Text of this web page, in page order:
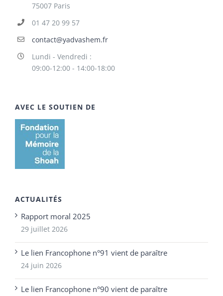
75007 Paris
01 47 20 99 57
contact@yadvashem.fr
Lundi - Vendredi :
09:00-12:00 - 14:00-18:00
AVEC LE SOUTIEN DE
ACTUALITÉS
Rapport moral 2025
29 juillet 2026
Le lien Francophone n°91 vient de paraître
24 juin 2026
Le lien Francophone n°90 vient de paraître